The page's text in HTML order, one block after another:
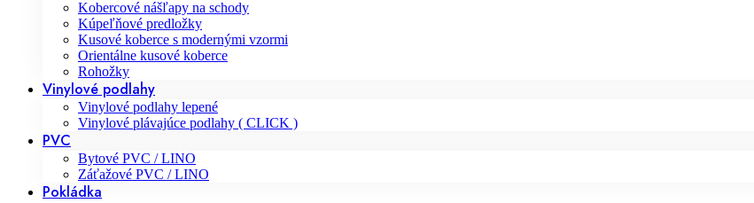
Kobercové nášľapy na schody
Kúpeľňové predložky
Kusové koberce s modernými vzormi
Orientálne kusové koberce
Rohožky
Vinylové podlahy
Vinylové podlahy lepené
Vinylové plávajúce podlahy ( CLICK )
PVC
Bytové PVC / LINO
Záťažové PVC / LINO
Pokládka